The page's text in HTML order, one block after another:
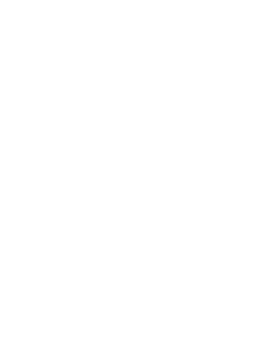
exclusiva]